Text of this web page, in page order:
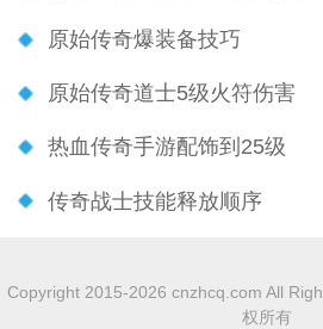
原始传奇爆装备技巧
原始传奇道士5级火符伤害
热血传奇手游配饰到25级
传奇战士技能释放顺序
Copyright 2015-2026 cnzhcq.com All
权所有